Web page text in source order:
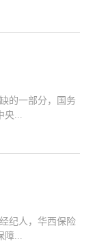
展，华西经纪会
的一部分，国务
...
能够为企业提供
灾后防损、索赔
由保险公司提供
纪人，华西保险
...